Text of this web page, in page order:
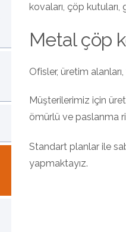
kovaları, çöp
Metal çöp
Ofisler, üretim
Müşterilerimiz için
ömürlü ve paslanma
Standart planlar ile
yapmaktayız.